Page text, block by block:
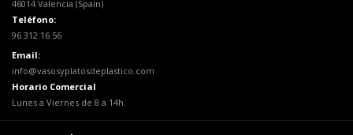
46014 Valencia (Spain)
Teléfono:
96 312 16 56
Email:
info@vasosyplatosdeplastico.com
Horario Comercial
Lunes a Viernes de 8 a 14h.